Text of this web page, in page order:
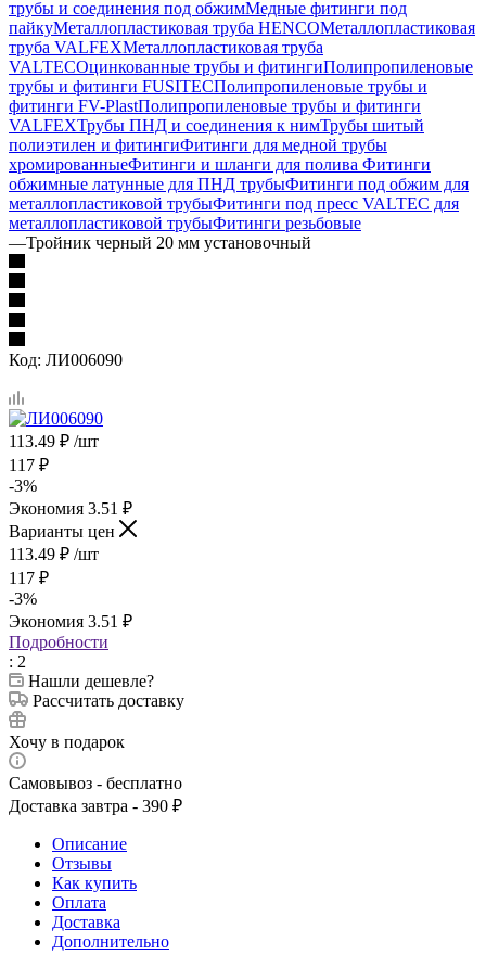
трубы и соединения под обжимМедные фитинги под
пайкуМеталлопластиковая труба HENCOМеталлопластиковая
труба VALFEXМеталлопластиковая труба
VALTECОцинкованные трубы и фитингиПолипропиленовые
трубы и фитинги FUSITECПолипропиленовые трубы и
фитинги FV-PlastПолипропиленовые трубы и фитинги
VALFEXТрубы ПНД и соединения к нимТрубы шитый
полиэтилен и фитингиФитинги для медной трубы
хромированныеФитинги и шланги для полива Фитинги
обжимные латунные для ПНД трубыФитинги под обжим для
металлопластиковой трубыФитинги под пресс VALTEC для
металлопластиковой трубыФитинги резьбовые
—Тройник черный 20 мм установочный
Код: ЛИ006090
113.49 ₽ /шт
117 ₽
-3%
Экономия 3.51 ₽
Варианты цен
113.49 ₽ /шт
117 ₽
-3%
Экономия 3.51 ₽
Подробности
: 2
Нашли дешевле?
Рассчитать доставку
Хочу в подарок
Самовывоз - бесплатно
Доставка завтра - 390 ₽
Описание
Отзывы
Как купить
Оплата
Доставка
Дополнительно